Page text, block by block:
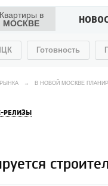
Квартиры в
МОСКВЕ
Готовность
→ В НОВОЙ МОСКВЕ
РЕЛИЗЫ